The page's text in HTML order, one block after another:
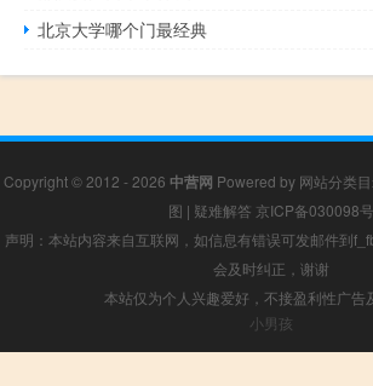
北京大学哪个门最经典
Copyright © 2012 - 2026 中营网 Powered by 网站分类
图 | 疑难解答 京ICP备030098号
声明：本站内容来自互联网，如信息有错误可发邮件到
会及时纠正，谢谢
本站仅为个人兴趣爱好，不接盈利性广告
小男孩